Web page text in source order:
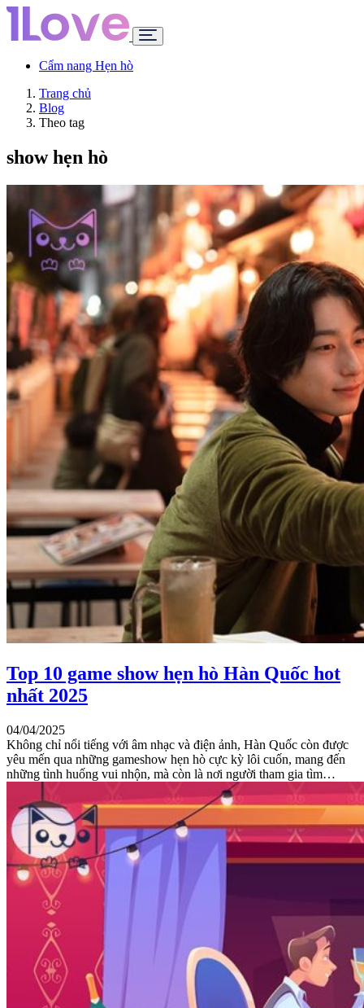
Cẩm nang Hẹn hò
Trang chủ
Blog
Theo tag
show hẹn hò
Top 10 game show hẹn hò Hàn Quốc hot
nhất 2025
04/04/2025
Không chỉ nổi tiếng với âm nhạc và điện ảnh, Hàn Quốc còn được
yêu mến qua những gameshow hẹn hò cực kỳ lôi cuốn, mang đến
những tình huống vui nhộn, mà còn là nơi người tham gia tìm…